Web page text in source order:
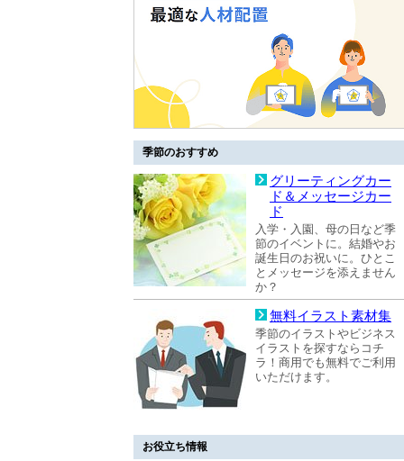
季節のおすすめ
グリーティングカー
ド＆メッセージカー
ド
入学・入園、母の日など季
節のイベントに。結婚やお
誕生日のお祝いに。ひとこ
とメッセージを添えません
か？
無料イラスト素材集
季節のイラストやビジネス
イラストを探すならコチ
ラ！商用でも無料でご利用
いただけます。
お役立ち情報